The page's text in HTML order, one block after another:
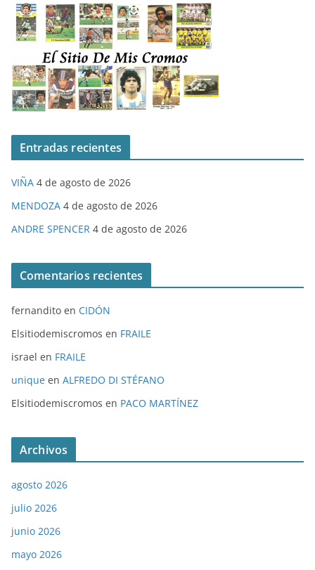
Entradas recientes
VIÑA 4 de agosto de 2026
MENDOZA 4 de agosto de 2026
ANDRE SPENCER 4 de agosto de 2026
Comentarios recientes
fernandito en CIDÓN
Elsitiodemiscromos en FRAILE
israel en FRAILE
unique en ALFREDO DI STÉFANO
Elsitiodemiscromos en PACO MARTÍNEZ
Archivos
agosto 2026
julio 2026
junio 2026
mayo 2026